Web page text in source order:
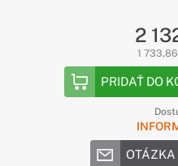
2
1
PRIDAŤ DO
OTÁZKA